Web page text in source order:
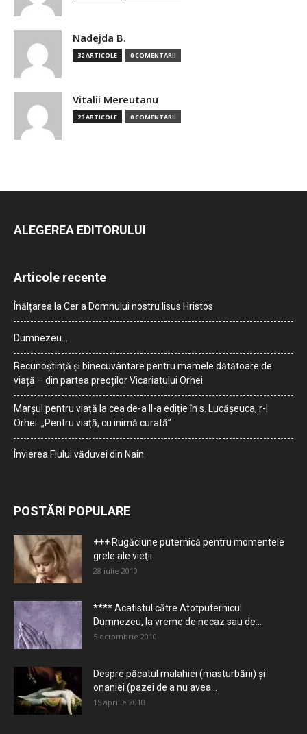
Nadejda B.
32 ARTICOLE 0 COMENTARII
Vitalii Mereutanu
23 ARTICOLE 0 COMENTARII
ALEGEREA EDITORULUI
Articole recente
Înălțarea la Cer a Domnului nostru Iisus Hristos
Dumnezeu…
Recunoștință și binecuvântare pentru mamele dătătoare de
viață – din partea preoților Vicariatului Orhei
Marșul pentru viață la cea de-a II-a ediție în s. Lucășeuca, r-l
Orhei: „Pentru viață, cu inimă curată”
Învierea Fiului văduvei din Nain
POSTĂRI POPULARE
+++ Rugăciune puternică pentru momentele
grele ale vieţii
28 iulie 2010
**** Acatistul către Atotputernicul
Dumnezeu, la vreme de necaz sau de...
5 octombrie 2010
Despre păcatul malahiei (masturbării) şi
onaniei (pazei de a nu avea...
15 aprilie 2010